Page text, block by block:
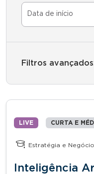
Filtros
LIVE CURTA E
Estratégia e
Inteligência